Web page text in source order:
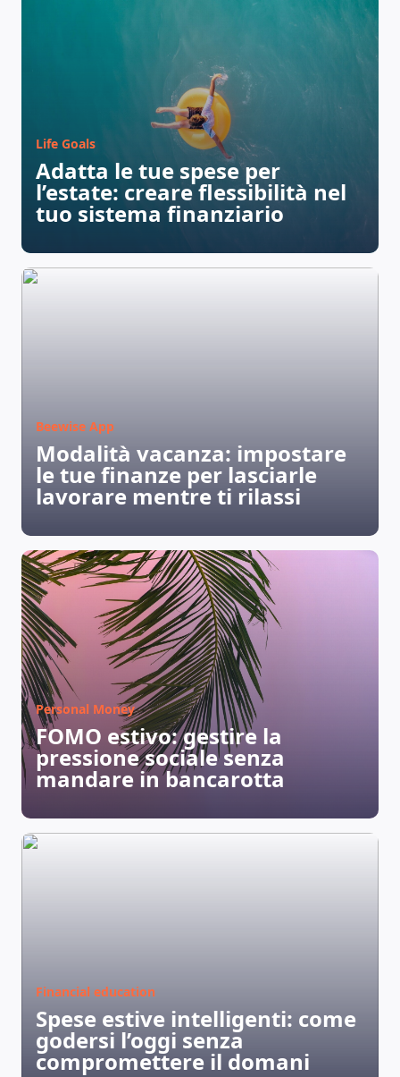
CHI SIAMO
Life Goals
Adatta le tue spese per
l’estate: creare flessibilità nel
tuo sistema finanziario
Beewise App
Modalità vacanza: impostare
le tue finanze per lasciarle
lavorare mentre ti rilassi
Personal Money
FOMO estivo: gestire la
pressione sociale senza
mandare in bancarotta
Financial education
Spese estive intelligenti: come
godersi l’oggi senza
compromettere il domani